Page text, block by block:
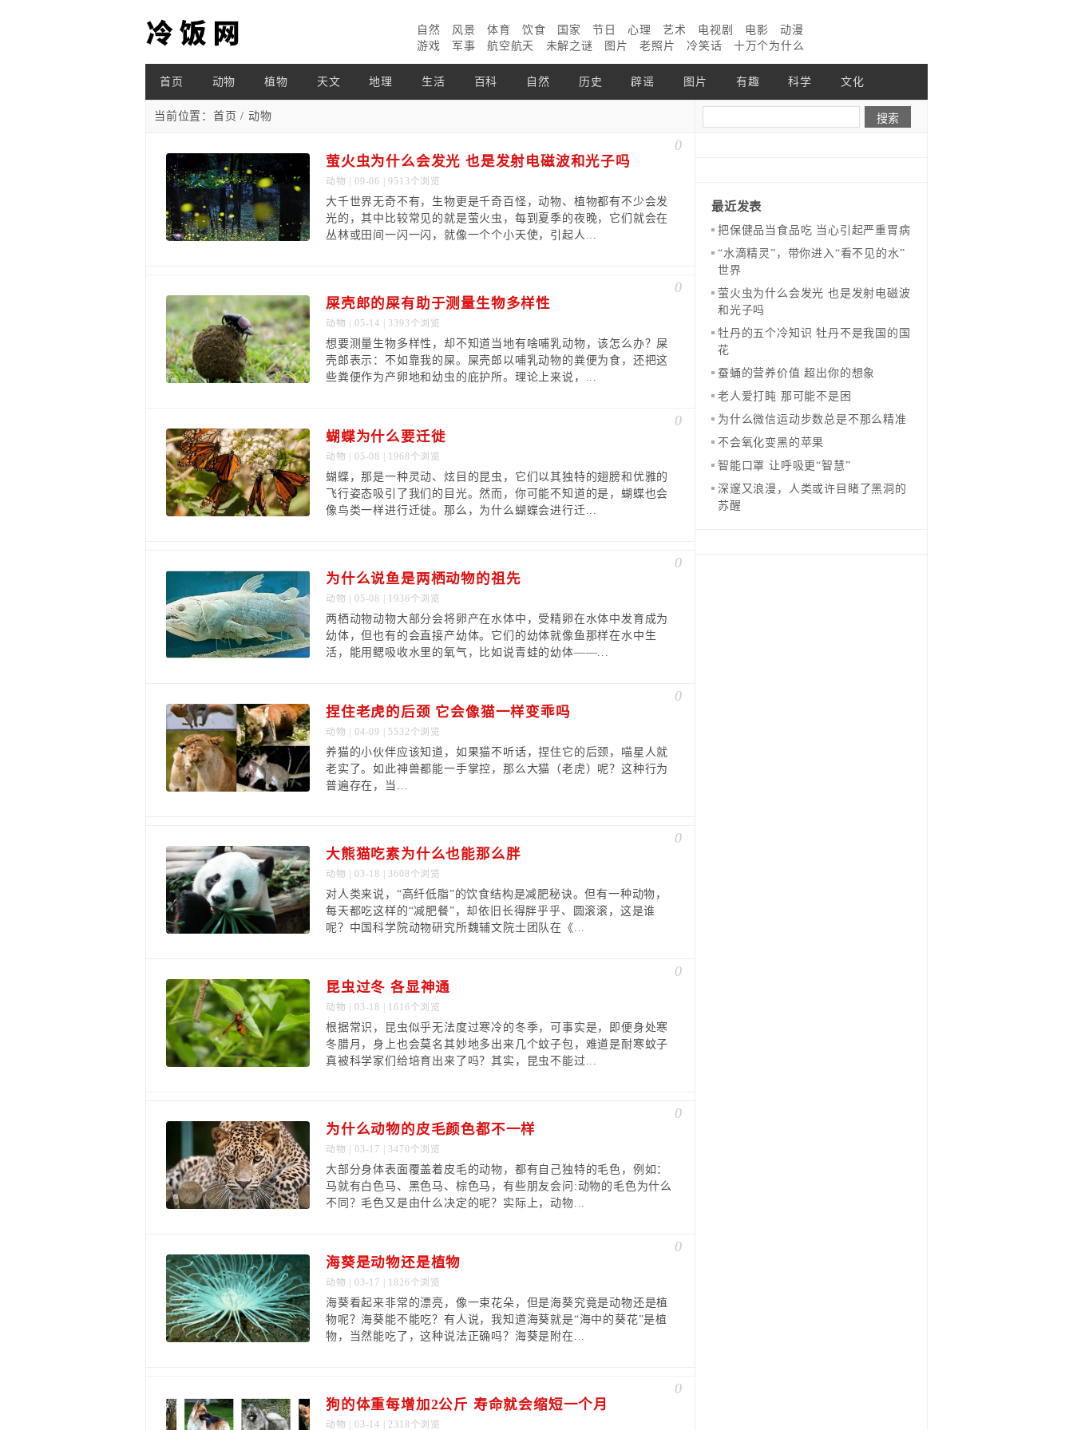
自然 风景 体育 饮食 国家 节日 心理 艺术 电视剧 电影
动漫
游戏
军事 航空航天 未解之谜 图片 老照片 冷笑话 十万个为什么
首页 动物 植物 天文 地理 生活 百科 自然 历史 辟谣 图片 有趣 科学 文化
当前位置： 首页 / 动物
0
萤火虫为什么会发光 也是发射电磁波和光子吗
动物 | 09-06 | 9513个浏览
大千世界无奇不有，生物更是千奇百怪，动物、植物都有不少会发
光的，其中比较常见的就是萤火虫，每到夏季的夜晚，它们就会在
丛林或田间一闪一闪，就像一个个小天使，引起人...
0
屎壳郎的屎有助于测量生物多样性
动物 | 05-14 | 3393个浏览
想要测量生物多样性，却不知道当地有啥哺乳动物，该怎么办？屎
壳郎表示：不如靠我的屎。屎壳郎以哺乳动物的粪便为食，还把这
些粪便作为产卵地和幼虫的庇护所。理论上来说，...
0
蝴蝶为什么要迁徙
动物 | 05-08 | 1968个浏览
蝴蝶，那是一种灵动、炫目的昆虫，它们以其独特的翅膀和优雅的
飞行姿态吸引了我们的目光。然而，你可能不知道的是，蝴蝶也会
像鸟类一样进行迁徙。那么，为什么蝴蝶会进行迁...
0
为什么说鱼是两栖动物的祖先
动物 | 05-08 | 1936个浏览
两栖动物动物大部分会将卵产在水体中，受精卵在水体中发育成为
幼体，但也有的会直接产幼体。它们的幼体就像鱼那样在水中生
活，能用鳃吸收水里的氧气，比如说青蛙的幼体——...
0
捏住老虎的后颈 它会像猫一样变乖吗
动物 | 04-09 | 5532个浏览
养猫的小伙伴应该知道，如果猫不听话，捏住它的后颈，喵星人就
老实了。如此神兽都能一手掌控，那么大猫（老虎）呢？这种行为
普遍存在，当...
0
大熊猫吃素为什么也能那么胖
动物 | 03-18 | 3608个浏览
对人类来说，“高纤低脂”的饮食结构是减肥秘诀。但有一种动物，
每天都吃这样的“减肥餐”，却依旧长得胖乎乎、圆滚滚，这是谁
呢？中国科学院动物研究所魏辅文院士团队在《...
0
昆虫过冬 各显神通
动物 | 03-18 | 1616个浏览
根据常识，昆虫似乎无法度过寒冷的冬季，可事实是，即便身处寒
冬腊月，身上也会莫名其妙地多出来几个蚊子包，难道是耐寒蚊子
真被科学家们给培育出来了吗？其实，昆虫不能过...
0
为什么动物的皮毛颜色都不一样
动物 | 03-17 | 3470个浏览
大部分身体表面覆盖着皮毛的动物，都有自己独特的毛色，例如：
马就有白色马、黑色马、棕色马，有些朋友会问:动物的毛色为什么
不同？毛色又是由什么决定的呢？实际上，动物...
0
海葵是动物还是植物
动物 | 03-17 | 1826个浏览
海葵看起来非常的漂亮，像一束花朵，但是海葵究竟是动物还是植
物呢？海葵能不能吃？有人说，我知道海葵就是“海中的葵花”是植
物，当然能吃了，这种说法正确吗？海葵是附在...
0
狗的体重每增加2公斤 寿命就会缩短一个月
动物 | 03-14 | 2318个浏览
最近发表
把保健品当食品吃 当心引起严重胃病
“水滴精灵”，带你进入“看不见的水”
世界
萤火虫为什么会发光 也是发射电磁波
和光子吗
牡丹的五个冷知识 牡丹不是我国的国
花
蚕蛹的营养价值 超出你的想象
老人爱打盹 那可能不是困
为什么微信运动步数总是不那么精准
不会氧化变黑的苹果
智能口罩 让呼吸更“智慧”
深邃又浪漫，人类或许目睹了黑洞的
苏醒